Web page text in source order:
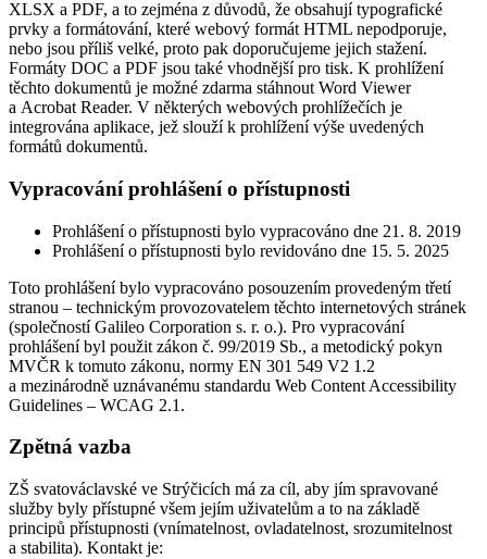
XLSX a PDF, a to zejména z důvodů, že obsahují typografické
prvky a formátování, které webový formát HTML nepodporuje,
nebo jsou příliš velké, proto pak doporučujeme jejich stažení.
Formáty DOC a PDF jsou také vhodnější pro tisk. K prohlížení
těchto dokumentů je možné zdarma stáhnout Word Viewer
a Acrobat Reader. V některých webových prohlížečích je
integrována aplikace, jež slouží k prohlížení výše uvedených
formátů dokumentů.
Vypracování prohlášení o přístupnosti
Prohlášení o přístupnosti bylo vypracováno dne 21. 8. 2019
Prohlášení o přístupnosti bylo revidováno dne 15. 5. 2025
Toto prohlášení bylo vypracováno posouzením provedeným třetí
stranou – technickým provozovatelem těchto internetových stránek
(společností Galileo Corporation s. r. o.). Pro vypracování
prohlášení byl použit zákon č. 99/2019 Sb., a metodický pokyn
MVČR k tomuto zákonu, normy EN 301 549 V2 1.2
a mezinárodně uznávanému standardu Web Content Accessibility
Guidelines – WCAG 2.1.
Zpětná vazba
ZŠ svatováclavské ve Strýčicích má za cíl, aby jím spravované
služby byly přístupné všem jejím uživatelům a to na základě
principů přístupnosti (vnímatelnost, ovladatelnost, srozumitelnost
a stabilita). Kontakt je: